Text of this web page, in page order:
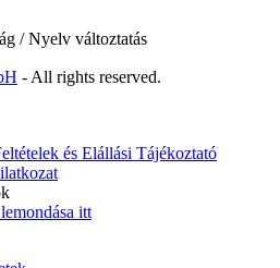
/ Nyelv változtatás
- All rights reserved.
és Elállási Tájékoztató
itt